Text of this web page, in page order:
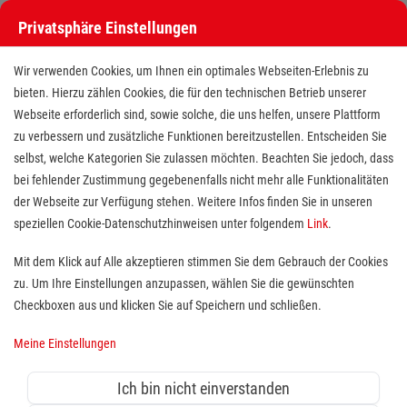
Schulbegleiter/ Teilhabeassistent
(m/w/d) für ein Kind mit
körperlicher Beeinträchtigung
Schulalltag möglichst selbstständig zu meistern? Du
Privatsphäre Einstellungen
Wir verwenden Cookies, um Ihnen ein optimales Webseiten-Erlebnis zu
bieten. Hierzu zählen Cookies, die für den technischen Betrieb unserer
Webseite erforderlich sind, sowie solche, die uns helfen, unsere Plattform
zu verbessern und zusätzliche Funktionen bereitzustellen. Entscheiden Sie
selbst, welche Kategorien Sie zulassen möchten. Beachten Sie jedoch, dass
bei fehlender Zustimmung gegebenenfalls nicht mehr alle Funktionalitäten
der Webseite zur Verfügung stehen. Weitere Infos finden Sie in unseren
speziellen Cookie-Datenschutzhinweisen unter folgendem Link.
Mit dem Klick auf Alle akzeptieren stimmen Sie dem Gebrauch der Cookies
zu. Um Ihre Einstellungen anzupassen, wählen Sie die gewünschten
Checkboxen aus und klicken Sie auf Speichern und schließen.
Meine Einstellungen
Ich bin nicht einverstanden